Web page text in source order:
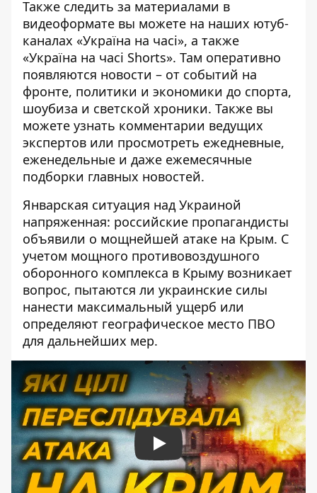
Также следить за материалами в
видеоформате вы можете на наших ютуб-
каналах «Україна на часі», а также
«Україна на часі Shorts». Там оперативно
появляются новости – от событий на
фронте, политики и экономики до спорта,
шоубиза и светской хроники. Также вы
можете узнать комментарии ведущих
экспертов или просмотреть ежедневные,
еженедельные и даже ежемесячные
подборки главных новостей.
Январская ситуация над Украиной
напряженная: российские пропагандисты
объявили о мощнейшей атаке на Крым. С
учетом мощного противовоздушного
оборонного комплекса в Крыму возникает
вопрос, пытаются ли украинские силы
нанести максимальный ущерб или
определяют географическое место ПВО
для дальнейших мер.
Play